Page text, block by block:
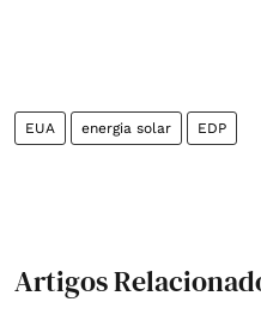
EUA energia solar EDP
Artigos